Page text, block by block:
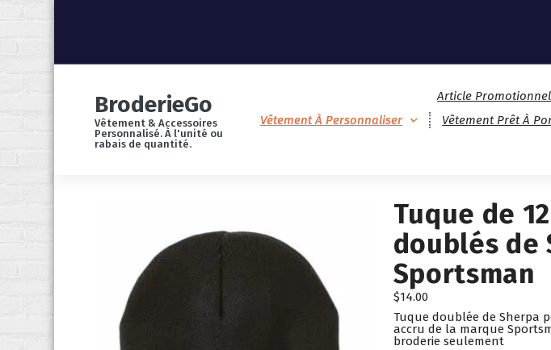
o
BroderieGo
Vêtement & Accessoires
Personnalisé. À l'unité ou
rabais de quantité.
Article Promotionnel
Vêtement À Personnaliser
Vêtement Prêt À
Tuque de
doublés de
Sportsman
$14.00
Tuque doublée de Sherpa
accru de la marque
broderie seulement